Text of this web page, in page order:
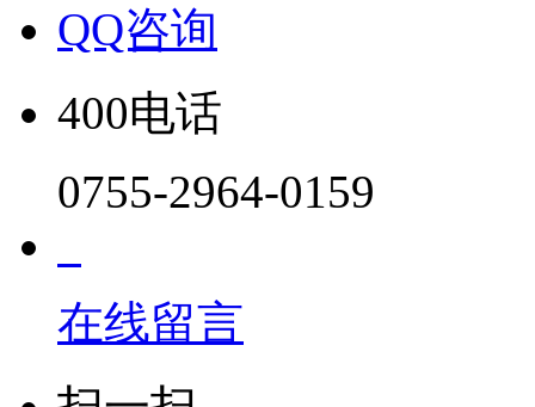
QQ咨询
400电话
0755-2964-0159
在线留言